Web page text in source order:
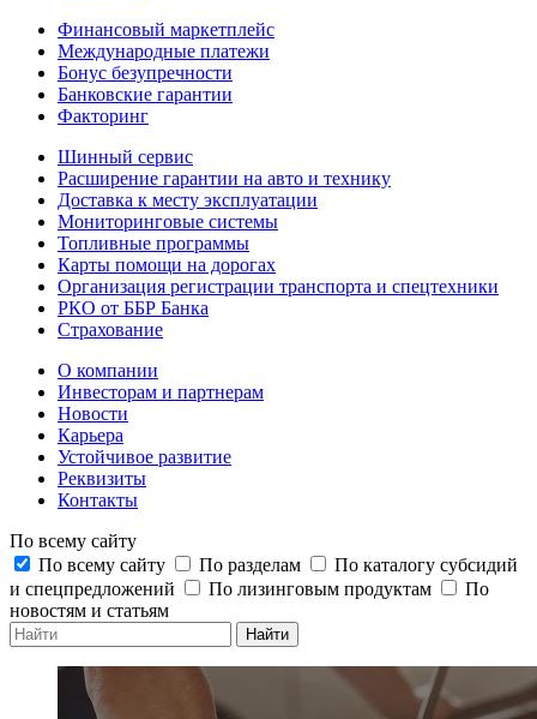
Финансовый маркетплейс
Международные платежи
Бонус безупречности
Банковские гарантии
Факторинг
Шинный сервис
Расширение гарантии на авто и технику
Доставка к месту эксплуатации
Мониторинговые системы
Топливные программы
Карты помощи на дорогах
Организация регистрации транспорта и спецтехники
РКО от ББР Банка
Страхование
О компании
Инвесторам и партнерам
Новости
Карьера
Устойчивое развитие
Реквизиты
Контакты
По всему сайту
По всему сайту
По разделам
По каталогу субсидий
и спецпредложений
По лизинговым продуктам
По
новостям и статьям
Найти